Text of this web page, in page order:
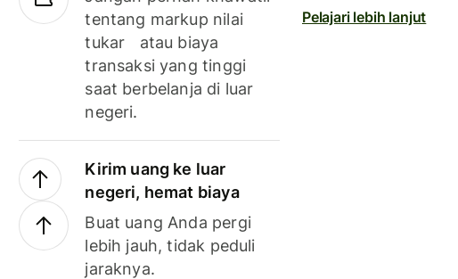
tentang markup nilai
tukar atau biaya
transaksi yang tinggi
saat berbelanja di luar
negeri.
Kirim uang ke luar
negeri, hemat biaya
Buat uang Anda pergi
lebih jauh, tidak peduli
jaraknya.
Pelajari lebih lanjut